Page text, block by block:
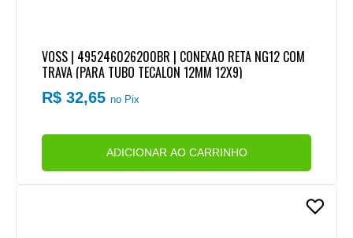
VOSS | 495246026200BR | CONEXAO RETA NG12 COM
TRAVA (PARA TUBO TECALON 12MM 12X9)
R$ 32,65no Pix
ADICIONAR AO CARRINHO